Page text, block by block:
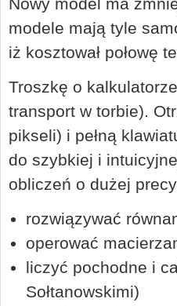
Nowy model ma
modele mają tyle
iż kosztował połowę
Troszkę o
transport w torbie).
pikseli) i pełną
do szybkiej i
obliczeń o dużej
rozwiązywać
operować
liczyć pochodne i
Sołtanowskimi)